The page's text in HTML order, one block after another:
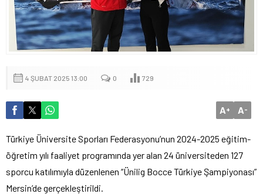
4 ŞUBAT 2025 13:00 0 729
A+ A-
Türkiye Üniversite Sporları Federasyonu’nun 2024-2025 eğitim-
öğretim yılı faaliyet programında yer alan 24 üniversiteden 127
sporcu katılımıyla düzenlenen “Ünilig Bocce Türkiye Şampiyonası”
Mersin’de gerçekleştirildi.